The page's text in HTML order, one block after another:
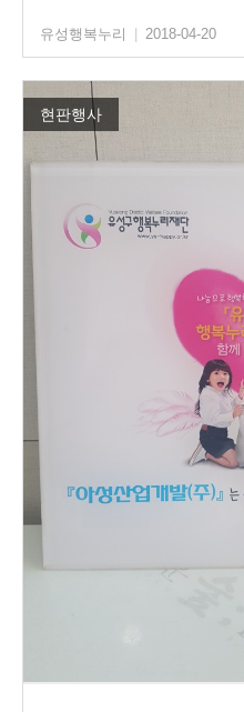
유성행복누리 | 2018-04-20
현판행사